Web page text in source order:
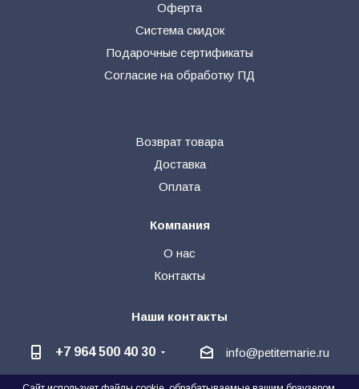
Оферта
Система скидок
Подарочные сертификаты
Согласие на обработку ПД
Возврат товара
Доставка
Оплата
Компания
О нас
Контакты
Наши контакты
+7 964 500 40 30 info@petitemarie.ru